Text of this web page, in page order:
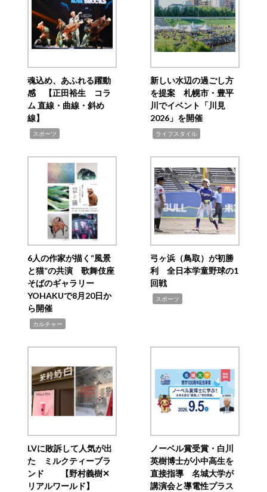
魂込め、あふれる躍動
感 【正田裕生 コラ
ム 直線・曲線・斜め
線】
スポーツ
新しい水辺の過ごし方
を提案 札幌市・豊平
川でイベント「川見
2026」を開催
ライフスタイル
6人の作家が描く“風景
と猫”の共演 歌舞伎座
そばのギャラリー
YOHAKUで8月20日か
ら開催
カルチャー
弓ヶ浜（鳥取）が初勝
利 全日本学童野球の1
回戦
スポーツ
LVに敗訴して人気が出
た ミルクティーブラ
ンド 【野村義樹✕
リアルワールド】
ノーベル賞受賞・白川
英樹博士が小中高生を
直接指導 名城大学が
講演会と導電性プラス